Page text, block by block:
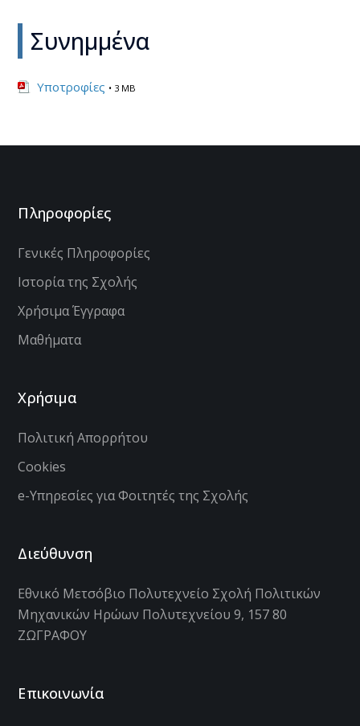
Συνημμένα
Υποτροφίες • 3 MB
Πληροφορίες
Γενικές Πληροφορίες
Ιστορία της Σχολής
Χρήσιμα Έγγραφα
Μαθήματα
Χρήσιμα
Πολιτική Απορρήτου
Cookies
e-Υπηρεσίες για Φοιτητές της Σχολής
Διεύθυνση
Εθνικό Μετσόβιο Πολυτεχνείο Σχολή Πολιτικών
Μηχανικών Ηρώων Πολυτεχνείου 9, 157 80
ΖΩΓΡΑΦΟΥ
Επικοινωνία